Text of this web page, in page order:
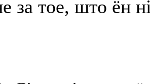
за тое, што ён